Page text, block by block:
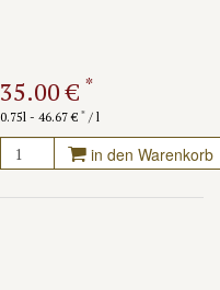
35.00 € *
0.75l - 46.67 € */ l
in den Warenkorb